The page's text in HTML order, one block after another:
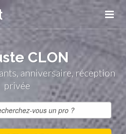
CLON
anniversaire, réception
privée